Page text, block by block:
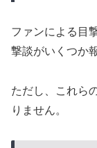
ファンによる目
撃談がいくつか
ただし、これら
りません。